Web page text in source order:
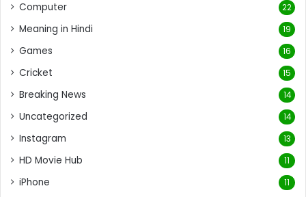
Computer 22
Meaning in Hindi 19
Games 16
Cricket 15
Breaking News 14
Uncategorized 14
Instagram 13
HD Movie Hub 11
iPhone 11